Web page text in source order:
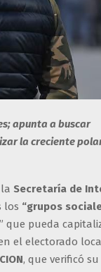
apunta a buscar
la creciente
Secretaría de
los “grupos
que pueda
el electorado
, que verificó su